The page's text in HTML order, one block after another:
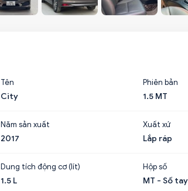
Tên
City
Phiên bản
1.5 MT
Năm sản xuất
2017
Xuất xứ
Lắp ráp
Dung tích động cơ (lít)
1.5 L
Hộp số
MT - Số tay